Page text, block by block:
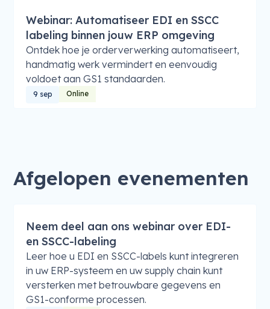
Webinar: Automatiseer EDI en SSCC
labeling binnen jouw ERP omgeving
Ontdek hoe je orderverwerking automatiseert,
handmatig werk vermindert en eenvoudig
voldoet aan GS1 standaarden.
9 sep Online
Afgelopen evenementen
Neem deel aan ons webinar over EDI-
en SSCC-labeling
Leer hoe u EDI en SSCC-labels kunt integreren
in uw ERP-systeem en uw supply chain kunt
versterken met betrouwbare gegevens en
GS1-conforme processen.